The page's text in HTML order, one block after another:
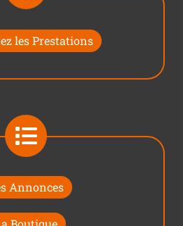
les Prestations
Annonces